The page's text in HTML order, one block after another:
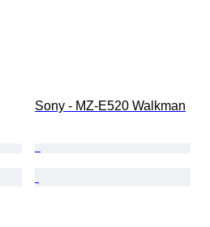
Sony - MZ-E520 Walkman